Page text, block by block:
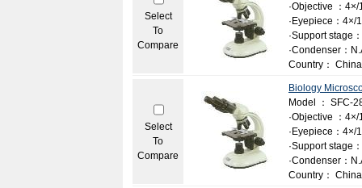
Select
To
Compare
·Objective ：
·Eyepiece：4×/
·Support stage
·Condenser：
Country： China
Select
To
Compare
Biology
Model ： SFC-
·Objective ：
·Eyepiece：4×/
·Support stage
·Condenser：
Country： China